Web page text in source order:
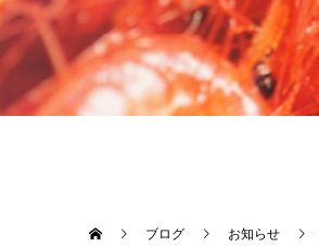
ブログ お知らせ